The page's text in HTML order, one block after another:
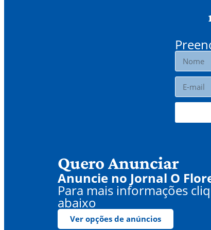
Quero Anunciar
Anuncie no Jornal O
Para mais informações
abaixo
Ver opções de anúncios